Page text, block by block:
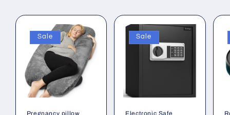
Sale
Pregnancy pillow
Sale
Electronic Safe